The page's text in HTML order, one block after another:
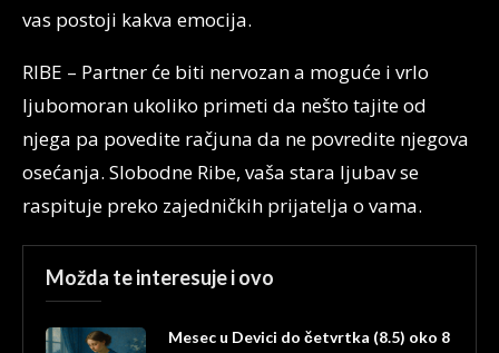
vas postoji kakva emocija.
RIBE – Partner će biti nervozan a moguće i vrlo
ljubomoran ukoliko primeti da nešto tajite od
njega pa povedite račjuna da ne povredite njegova
osećanja. Slobodne Ribe, vaša stara ljubav se
raspituje preko zajedničkih prijatelja o vama.
Možda te interesuje i ovo
Mesec u Devici do četvrtka (8.5) oko 8